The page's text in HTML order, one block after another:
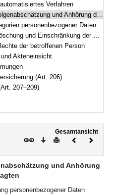
Verfahren
und Anhörung des Landesbeauftragten
Daten, Schutz der Daten
und Einschränkung der Verarbeitung
der betroffenen Person
Akteneinsicht
(Art. 206)
207–209)
Gesamtansicht
Download
DruckenVorheriges
und Anhörung
personenbezogener Daten